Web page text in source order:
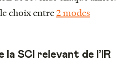
choix entre2 modes
la SCI relevant de l’IR